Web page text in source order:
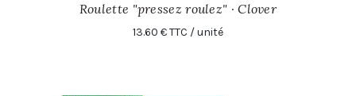
Roulette "pressez roulez" · Clover
13.60 € TTC / unité